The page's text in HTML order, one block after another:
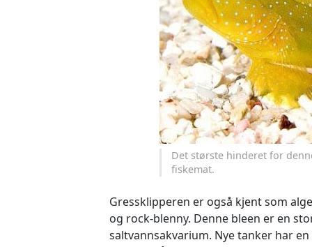
Det største hinderet for
fiskemat.
Gressklipperen er også kjent som
og rock-blenny. Denne bleen er en
saltvannsakvarium. Nye tanker har